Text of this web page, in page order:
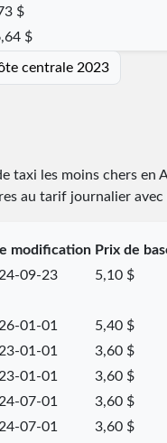
$
$
centrale 2023
taxi les moins chers
au tarif journalier
modification Prix de
09-23 5,10 $
01-01 5,40 $
01-01 3,60 $
01-01 3,60 $
07-01 3,60 $
07-01 3,60 $